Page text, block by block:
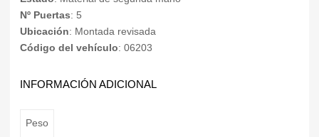
Nº Puertas: 5
Ubicación: Montada revisada
Código del vehículo: 06203
INFORMACIÓN ADICIONAL
Peso